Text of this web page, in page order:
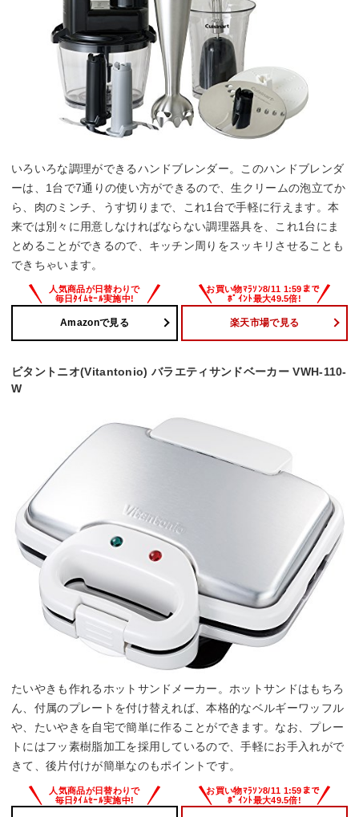
いろいろな調理ができるハンドブレンダー。このハンドブレンダ
ーは、1台で7通りの使い方ができるので、生クリームの泡立てか
ら、肉のミンチ、うす切りまで、これ1台で手軽に行えます。本
来では別々に用意しなければならない調理器具を、これ1台にま
とめることができるので、キッチン周りをスッキリさせることも
できちゃいます。
Amazonで見る 楽天市場で見る
ビタントニオ(Vitantonio) バラエティサンドベーカー VWH-110-
W
たいやきも作れるホットサンドメーカー。ホットサンドはもちろ
ん、付属のプレートを付け替えれば、本格的なベルギーワッフル
や、たいやきを自宅で簡単に作ることができます。なお、プレー
トにはフッ素樹脂加工を採用しているので、手軽にお手入れがで
きて、後片付けが簡単なのもポイントです。